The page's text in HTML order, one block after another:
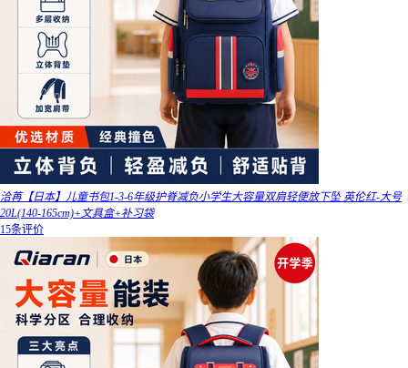
洽苒【日本】儿童书包1-3-6年级护脊减负小学生大容量双肩轻便放下坠 英伦红-大号
20L(140-165cm)+文具盒+补习袋
15条评价